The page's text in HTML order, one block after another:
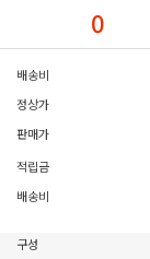
0
배송비
정상가
판매가
적립금
배송비
구성